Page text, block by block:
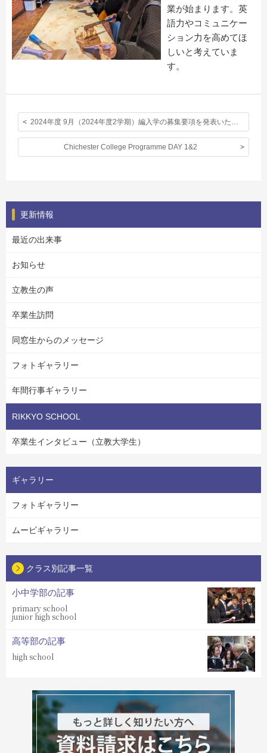
業が始まります。英
語力やコミュニケー
ション力を高めてほ
しいと考えていま
す。
2024年度 9月（2024年度2学期）編入学の募集要項を発表いたしました。
Chichester College Programme DAY 1&2
更新情報
最近の出来事
お知らせ
立教生の声
卒業生訪問
同窓生からのメッセージ
フォトギャラリー
年間行事ギャラリー
RIKKYO SCHOOL
卒業生インタビュー（立教大学生）
ギャラリー
フォトギャラリー
ムービギャラリー
クラス別記事一覧
小中学部の記事
primary school
junior high school
高等部の記事
high school